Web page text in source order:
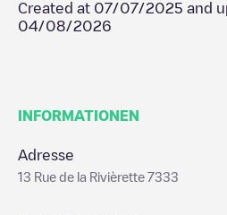
Created at 07/07/2025 and
04/08/2026
INFORMATIONEN
Adresse
13 Rue de la Rivièrette 7333